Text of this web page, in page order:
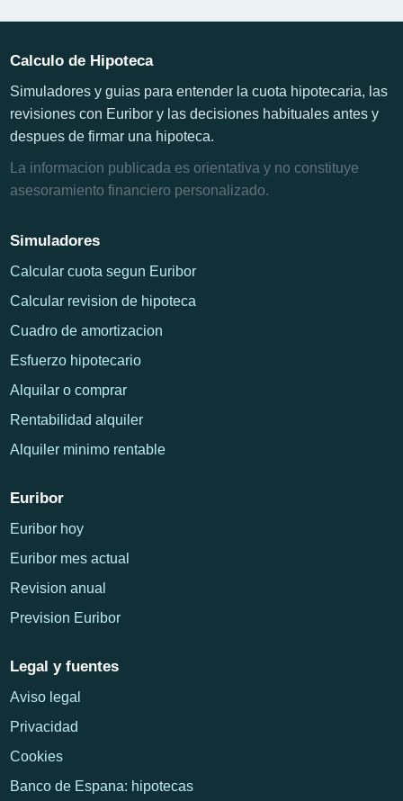
Calculo de Hipoteca
Simuladores y guias para entender la cuota hipotecaria, las
revisiones con Euribor y las decisiones habituales antes y
despues de firmar una hipoteca.
La informacion publicada es orientativa y no constituye
asesoramiento financiero personalizado.
Simuladores
Calcular cuota segun Euribor
Calcular revision de hipoteca
Cuadro de amortizacion
Esfuerzo hipotecario
Alquilar o comprar
Rentabilidad alquiler
Alquiler minimo rentable
Euribor
Euribor hoy
Euribor mes actual
Revision anual
Prevision Euribor
Legal y fuentes
Aviso legal
Privacidad
Cookies
Banco de Espana: hipotecas